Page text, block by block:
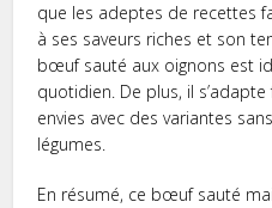
que les adeptes de recettes
à ses saveurs riches et son
bœuf sauté aux oignons est
quotidien. De plus, il
envies avec des variantes
légumes.
En résumé, ce bœuf sauté